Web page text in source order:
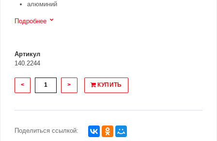
алюминий
Подробнее
Артикул
140.2244
< > КУПИТЬ
Поделиться ссылкой: